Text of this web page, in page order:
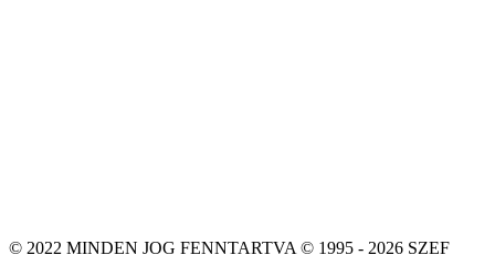
© 2022 MINDEN JOG FENNTARTVA © 1995 - 2026 SZEF